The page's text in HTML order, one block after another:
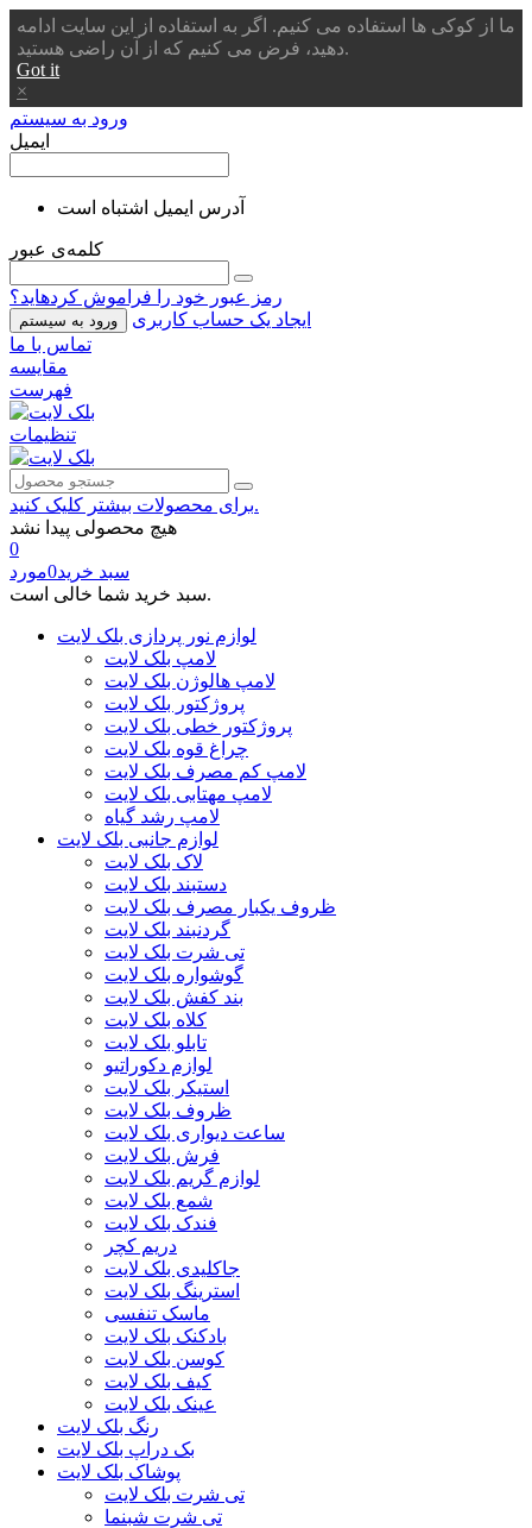
ما از کوکی ها استفاده می کنیم. اگر به استفاده از این سایت ادامه
دهید، فرض می کنیم که از آن راضی هستید.
Got it
×
ورود به سیستم
ایمیل
آدرس ایمیل اشتباه است
کلمه‌ی عبور
رمز عبور خود را فراموش کردهاید؟
ورود به سیستم
ایجاد یک حساب کاربری
تماس با ما
مقایسه
فهرست
تنظیمات
برای محصولات بیشتر کلیک کنید.
هیچ محصولی پیدا نشد
0
سبد خرید0مورد
سبد خرید شما خالی است.
لوازم نور پردازی بلک لایت
لامپ بلک لایت
لامپ هالوژن بلک لایت
پروژکتور بلک لایت
پروژکتور خطی بلک لایت
چراغ قوه بلک لایت
لامپ کم مصرف بلک لایت
لامپ مهتابی بلک لایت
لامپ رشد گیاه
لوازم جانبی بلک لایت
لاک بلک لایت
دستبند بلک لایت
ظروف یکبار مصرف بلک لایت
گردنبند بلک لایت
تی شرت بلک لایت
گوشواره بلک لایت
بند کفش بلک لایت
کلاه بلک لایت
تابلو بلک لایت
لوازم دکوراتیو
استیکر بلک لایت
ظروف بلک لایت
ساعت دیواری بلک لایت
فرش بلک لایت
لوازم گریم بلک لایت
شمع بلک لایت
فندک بلک لایت
دریم کچر
جاکلیدی بلک لایت
استرینگ بلک لایت
ماسک تنفسی
بادکنک بلک لایت
کوسن بلک لایت
کیف بلک لایت
عینک بلک لایت
رنگ بلک لایت
بک دراپ بلک لایت
پوشاک بلک لایت
تی شرت بلک لایت
تی شرت شبنما